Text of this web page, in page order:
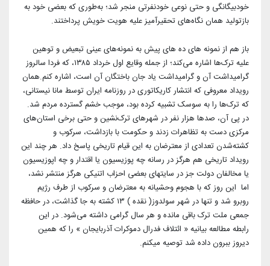
خودبیگانگی و حتی نوعی خودنفرتی منجر شد؛ به‌طوری که بعضی خود به
بازتولید همان نگاه‌های تحقیرآمیز علیه هویت خویش پرداختند.
باز هم از نمونه های ده های پیش به نمونه‌های عینی تبعیض و توهین
علیه ترک‌ها اشاره می‌کند؛ از جمله وقایع اول خرداد ۱۳۸۵، که فردا سالروز
گرامیداشت آن و گرامیداشت یاد جان باختگان آن است، اشاره کنم.همان
رویداد معروفی که انتشار کاریکاتوری در روزنامه ایران توسط مانا نیستانی،
که ترک‌ها را به سوسک تشبیه کرده بود، موجب خشم گسترده مردم شد.
در پی آن، صدها هزار نفر در شهرهای ترک‌نشین و حتی برخی استان‌های
مرکزی دست به تظاهرات زدند و حکومت با بازداشت، سرکوب و
کشته‌شدن تعدادی از معترضان به این قیام تاریخی پاسخ داد. هر چند این
رویداد تاریخی هم هرگز در رسانه چه پوزیسیون یا اقتدار ‌و چه اپوزیسیون
یا مخالفان دولت جز در سایتهای بعضی احزاب اتنیکی هرگز منتشر نشد،
اما این روز که با هجوم وحشیانه به معترضان و سرکوب از طرف رژیم
روبرو شد و تنها در شهر سولدوز( نقده ) ۱۳ کشته به جا گذاشت، در حافظه
جمعی ملت ترک باقی مانده و هر سال گرامی داشته می‌شود. در این
رابطه مطالعه بیانیه « ائتلاف فدرال دموکرات آذربایجان » را که همین
دیروز ببرون داده شد توصیه میکنم.